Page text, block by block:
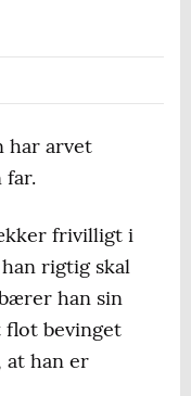
har arvet
far.
frivilligt i
rigtig skal
han sin
flot bevinget
at han er